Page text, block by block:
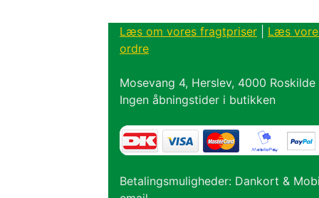
Læs om vores fragtpriser Læs
ordre
Mosevang 4, Herslev, 4000
Ingen åbningstider i butikken
Betalingsmuligheder: Dankort &